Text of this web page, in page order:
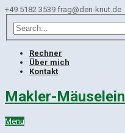
+49 5182 3539 frag@den-knut.de
Rechner
Über mich
Kontakt
Makler-Mäuselein
Menu